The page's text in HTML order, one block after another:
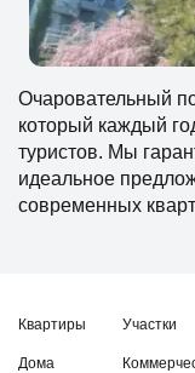
Очаровательный
который каждый
туристов. Мы
идеальное
современных
Квартиры
Дома
Участки